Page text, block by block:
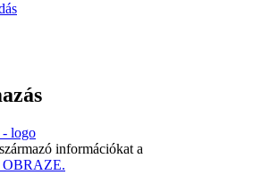
információkat a
OBRAZE.